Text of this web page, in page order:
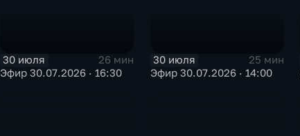
30 июля
26 мин
Эфир 30.07.2026 · 16:30
30 июля
25 мин
Эфир 30.07.2026 · 14:00